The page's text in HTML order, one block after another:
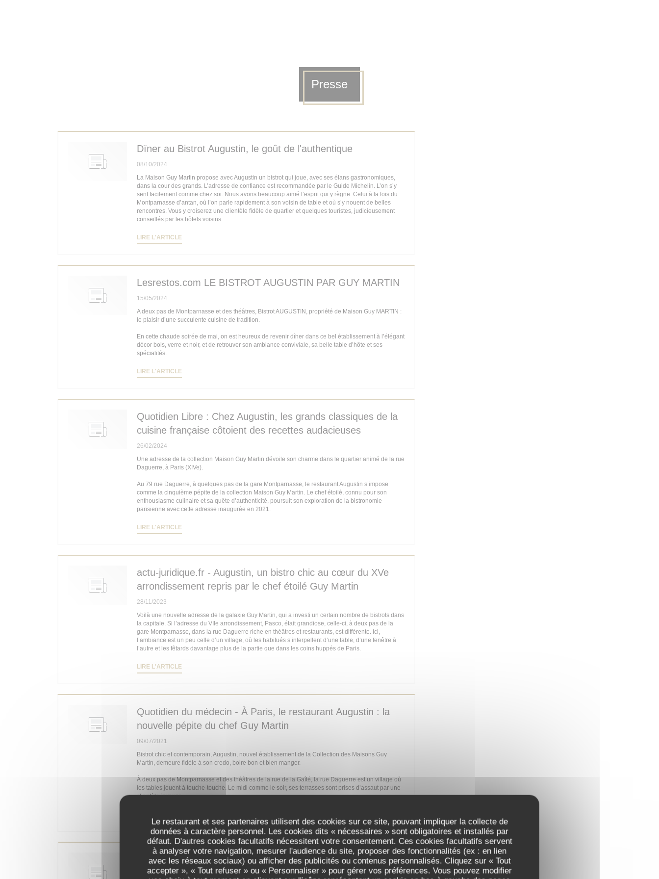
Le restaurant et ses partenaires utilisent des cookies sur ce site, pouvant impliquer la collecte de
données à caractère personnel. Les cookies dits « nécessaires » sont obligatoires et installés par
défaut. D'autres cookies facultatifs nécessitent votre consentement. Ces cookies facultatifs servent
à analyser votre navigation, mesurer l'audience du site, proposer des fonctionnalités (ex : en lien
avec les réseaux sociaux) ou afficher des publicités ou contenus personnalisés. Cliquez sur « Tout
accepter », « Tout refuser » ou « Personnaliser » pour gérer vos préférences. Vous pouvez modifier
Presse
Dïner au Bistrot Augustin, le goût de l'authentique
08/10/2024
La Maison Guy Martin propose avec Augustin un bistrot qui joue, avec ses élans gastronomiques,
dans la cour des grands. L’adresse de confiance est recommandée par le Guide Michelin. L’on s’y
sent facilement comme chez soi. Nous avons beaucoup aimé l’esprit qui y règne. Celui à la fois du
Montparnasse d’antan, où l’on parle rapidement à son voisin de table et où s’y nouent de belles
rencontres. Vous y croiserez une clientèle fidèle de quartier et quelques touristes, judicieusement
conseillés par les hôtels voisins.
LIRE L'ARTICLE
Lesrestos.com LE BISTROT AUGUSTIN PAR GUY MARTIN
15/05/2024
A deux pas de Montparnasse et des théâtres, Bistrot AUGUSTIN, propriété de Maison Guy MARTIN :
le plaisir d’une succulente cuisine de tradition.
En cette chaude soirée de mai, on est heureux de revenir dîner dans ce bel établissement à l’élégant
décor bois, verre et noir, et de retrouver son ambiance conviviale, sa belle table d’hôte et ses
spécialités.
LIRE L'ARTICLE
Quotidien Libre : Chez Augustin, les grands classiques de la
cuisine française côtoient des recettes audacieuses
26/02/2024
Une adresse de la collection Maison Guy Martin dévoile son charme dans le quartier animé de la rue
Daguerre, à Paris (XIVe).
Au 79 rue Daguerre, à quelques pas de la gare Montparnasse, le restaurant Augustin s’impose
comme la cinquième pépite de la collection Maison Guy Martin. Le chef étoilé, connu pour son
enthousiasme culinaire et sa quête d’authenticité, poursuit son exploration de la bistronomie
parisienne avec cette adresse inaugurée en 2021.
LIRE L'ARTICLE
actu-juridique.fr - Augustin, un bistro chic au cœur du XVe
arrondissement repris par le chef étoilé Guy Martin
28/11/2023
Voilà une nouvelle adresse de la galaxie Guy Martin, qui a investi un certain nombre de bistrots dans
la capitale. Si l’adresse du VIIe arrondissement, Pasco, était grandiose, celle-ci, à deux pas de la
gare Montparnasse, dans la rue Daguerre riche en théâtres et restaurants, est différente. Ici,
l’ambiance est un peu celle d’un village, où les habitués s’interpellent d’une table, d’une fenêtre à
l’autre et les fêtards davantage plus de la partie que dans les coins huppés de Paris.
LIRE L'ARTICLE
Quotidien du médecin - À Paris, le restaurant Augustin : la
nouvelle pépite du chef Guy Martin
09/07/2021
Bistrot chic et contemporain, Augustin, nouvel établissement de la Collection des Maisons Guy
Martin, demeure fidèle à son credo, boire bon et bien manger.
À deux pas de Montparnasse et des théâtres de la rue de la Gaîté, la rue Daguerre est un village où
les tables jouent à touche-touche. Le midi comme le soir, ses terrasses sont prises d’assaut par une
clientèle joyeuse.
Paris 14e : Deyres dure chez Augustin
03/07/2021